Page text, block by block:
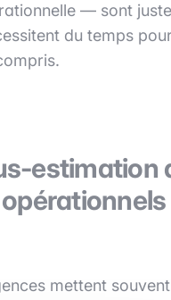
— sont
du temps
estimation
mettent souvent